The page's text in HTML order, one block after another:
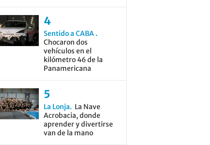
Sentido a CABA
Chocaron dos
vehículos en el
kilómetro 46 de la
Panamericana
La Lonja
La Nave
Acrobacia, donde
aprender y divertirse
van de la mano